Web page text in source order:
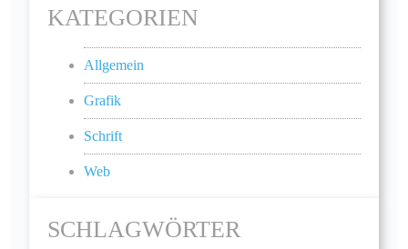
KATEGORIEN
Allgemein
Grafik
Schrift
Web
SCHLAGWÖRTER